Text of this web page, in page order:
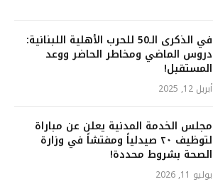
في الذكرى الـ50 للحرب الأهلية اللبنانية:
دروس الماضي ومخاطر الحاضر ووعد
المستقبل!
أبريل 12, 2025
مجلس الخدمة المدنية يعلن عن مباراة
لتوظيف ٢٠ صيدلياً ومفتشاً في وزارة
الصحة بشروط محددة!
يوليو 11, 2026